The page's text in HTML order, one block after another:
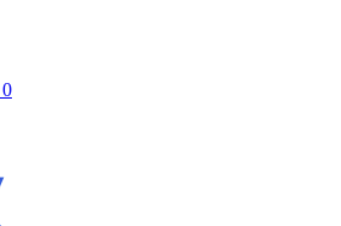
0